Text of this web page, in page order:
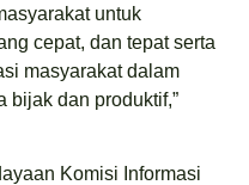
untuk
cepat, dan tepat serta
masyarakat dalam
bijak dan produktif,”
Komisi Informasi